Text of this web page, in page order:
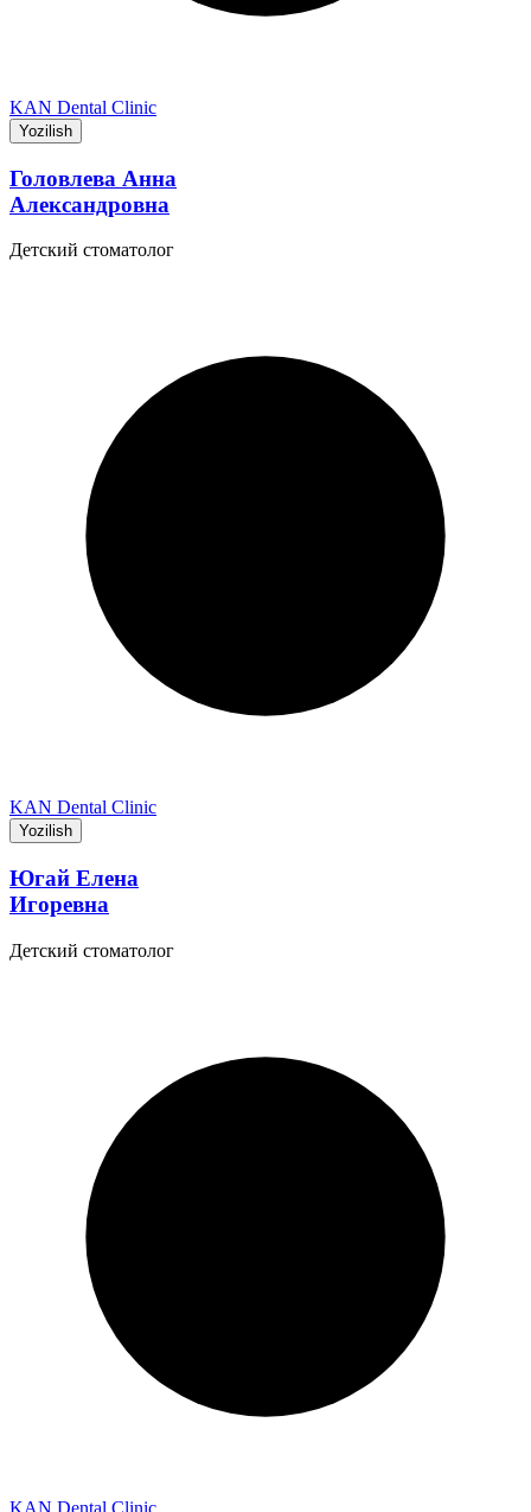
KAN Dental Clinic
Yozilish
Головлева Анна
Александровна
Детский стоматолог
KAN Dental Clinic
Yozilish
Югай Елена
Игоревна
Детский стоматолог
KAN Dental Clinic